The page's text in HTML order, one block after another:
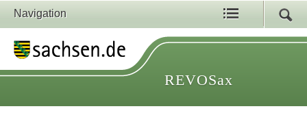
Navigation
REVOSax